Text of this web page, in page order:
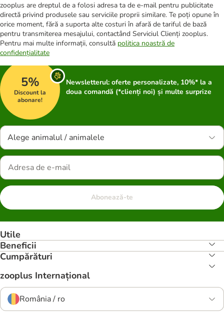
zooplus are dreptul de a folosi adresa ta de e-mail pentru publicitate
directă privind produsele sau serviciile proprii similare. Te poți opune în
orice moment, fără a suporta alte costuri în afară de tariful de bază
pentru transmiterea mesajului, contactând Serviciul Clienți zooplus.
Pentru mai multe informații, consultă politica noastră de
confidențialitate
5%
Discount la
abonare!
Newsletterul: oferte personalizate, 10%* la a
doua comandă (*clienți noi) și multe surprize
Alege animalul / animalele
Abonează-te
Utile
Beneficii
Cumpărături
zooplus Internațional
România / ro